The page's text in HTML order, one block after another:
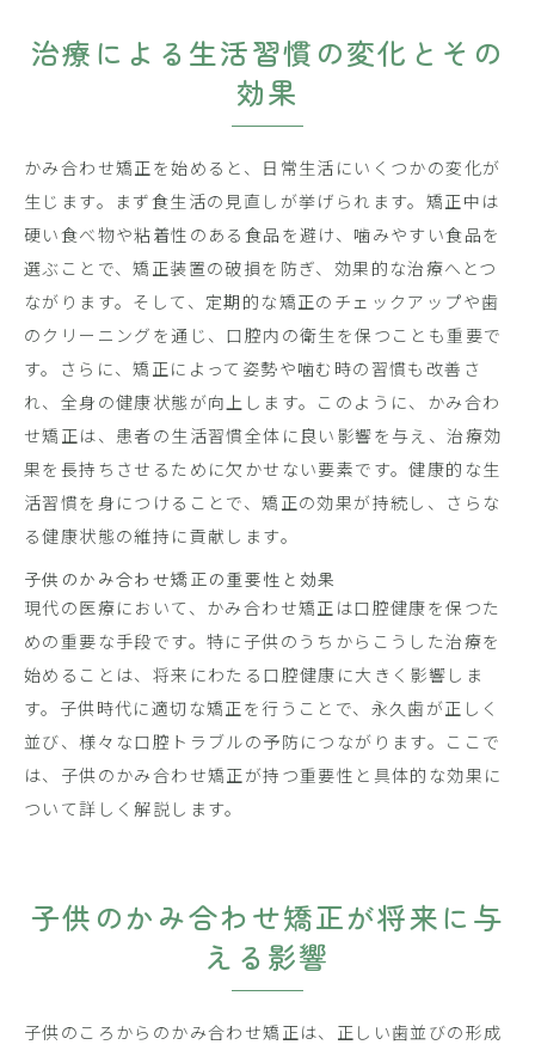
治療による生活習慣の変化とその
効果
かみ合わせ矯正を始めると、日常生活にいくつかの変化が
生じます。まず食生活の見直しが挙げられます。矯正中は
硬い食べ物や粘着性のある食品を避け、噛みやすい食品を
選ぶことで、矯正装置の破損を防ぎ、効果的な治療へとつ
ながります。そして、定期的な矯正のチェックアップや歯
のクリーニングを通じ、口腔内の衛生を保つことも重要で
す。さらに、矯正によって姿勢や噛む時の習慣も改善さ
れ、全身の健康状態が向上します。このように、かみ合わ
せ矯正は、患者の生活習慣全体に良い影響を与え、治療効
果を長持ちさせるために欠かせない要素です。健康的な生
活習慣を身につけることで、矯正の効果が持続し、さらな
る健康状態の維持に貢献します。
子供のかみ合わせ矯正の重要性と効果
現代の医療において、かみ合わせ矯正は口腔健康を保つた
めの重要な手段です。特に子供のうちからこうした治療を
始めることは、将来にわたる口腔健康に大きく影響しま
す。子供時代に適切な矯正を行うことで、永久歯が正しく
並び、様々な口腔トラブルの予防につながります。ここで
は、子供のかみ合わせ矯正が持つ重要性と具体的な効果に
ついて詳しく解説します。
子供のかみ合わせ矯正が将来に与
える影響
子供のころからのかみ合わせ矯正は、正しい歯並びの形成